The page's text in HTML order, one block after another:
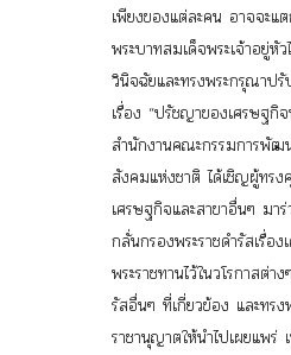
เพียงของแต่ละคน อาจจะแ
พระบาทสมเด็จพระเจ้าอยู่หั
วินิจฉัยและทรงพระกรุณาป
เรื่อง “ปรัชญาของเศรษฐกิ
สำนักงานคณะกรรมการพัฒ
สังคมแห่งชาติ ได้เชิญผู้ทร
เศรษฐกิจและสาขาอื่นๆ มา
กลั่นกรองพระราชดำรัสเรื่อ
พระราชทานไว้ในวโรกาสต่า
รัสอื่นๆ ที่เกี่ยวข้อง และทรง
ราชานุญาตให้นำไปเผยแพร่